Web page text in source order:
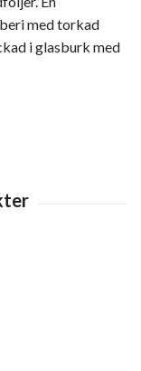
med torkad
i glasburk med